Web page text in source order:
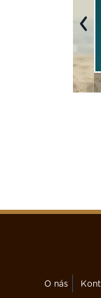
O nás